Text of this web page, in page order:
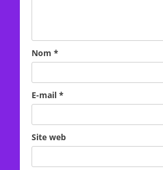
Nom *
E-mail *
Site web